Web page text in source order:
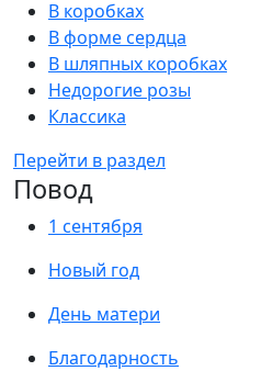
В коробках
В форме сердца
В шляпных коробках
Недорогие розы
Классика
Перейти в раздел
Повод
1 сентября
Новый год
День матери
Благодарность